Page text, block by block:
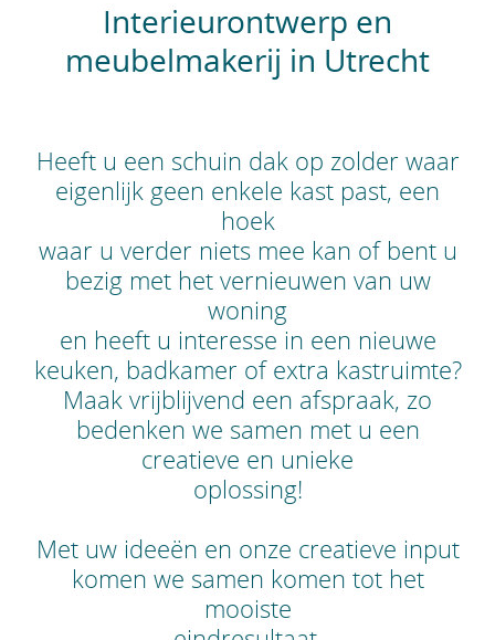
Interieurontwerp en
meubelmakerij in Utrecht
Heeft u een schuin dak op zolder waar
eigenlijk geen enkele kast past, een
hoek
waar u verder niets mee kan of bent u
bezig met het vernieuwen van uw
woning
en heeft u interesse in een nieuwe
keuken, badkamer of extra kastruimte?
Maak vrijblijvend een afspraak, zo
bedenken we samen met u een
creatieve en unieke
oplossing!
Met uw ideeën en onze creatieve input
komen we samen komen tot het
mooiste